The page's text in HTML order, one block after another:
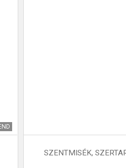
SZENTMISÉK,